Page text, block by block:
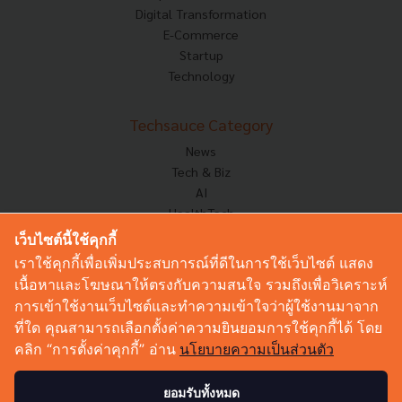
Digital Transformation
E-Commerce
Startup
Technology
Techsauce Category
News
Tech & Biz
AI
HealthTech
Corp Innov
Saucy Thoughts
Based On
Sustainable
Videos
Podcast
เว็บไซต์นี้ใช้คุกกี้
เราใช้คุกกี้เพื่อเพิ่มประสบการณ์ที่ดีในการใช้เว็บไซต์ แสดง
เนื้อหาและโฆษณาให้ตรงกับความสนใจ รวมถึงเพื่อวิเคราะห์
การเข้าใช้งานเว็บไซต์และทำความเข้าใจว่าผู้ใช้งานมาจาก
ที่ใด คุณสามารถเลือกตั้งค่าความยินยอมการใช้คุกกี้ได้ โดย
คลิก “การตั้งค่าคุกกี้” อ่าน นโยบายความเป็นส่วนตัว
ยอมรับทั้งหมด